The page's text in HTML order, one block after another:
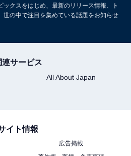
クスをはじめ、最新のリリース情報、ト
世の中で注目を集めている話題をお知らせ
連サービス
All About Japan
イト情報
広告掲載